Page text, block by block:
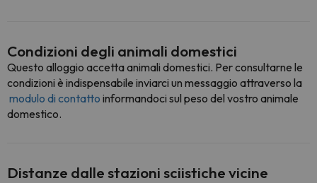
Condizioni degli animali domestici
Questo alloggio accetta animali domestici. Per consultarne le
condizioni è indispensabile inviarci un messaggio attraverso la
modulo di contatto informandoci sul peso del vostro animale
domestico.
Distanze dalle stazioni sciistiche vicine